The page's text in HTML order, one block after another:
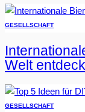
GESELLSCHAFT
Welt
GESELLSCHAFT